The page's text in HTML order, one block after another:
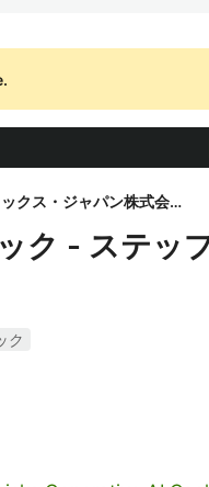
データブリックス・ジャパン株式会社
ク - ステッ
ク